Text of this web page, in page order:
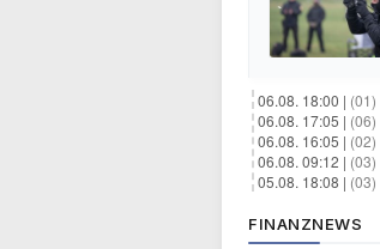
06.08. 18:00 | (01)
06.08. 17:05 | (06)
06.08. 16:05 | (02)
06.08. 09:12 | (03)
05.08. 18:08 | (03)
FINANZNEWS